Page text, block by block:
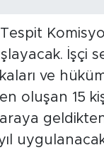
İşçi
ve
oluşan 15